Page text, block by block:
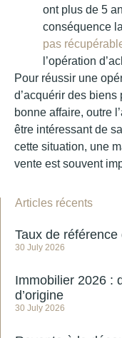
ont plus de 5
conséquence la
pas
l’opération
Pour réussir une
d’acquérir des
bonne affaire, outre
être intéressant de
cette situation, une
vente est souvent
Articles récents
Taux de
30 July 2026
Immobilier 2026 :
d’origine
30 July 2026